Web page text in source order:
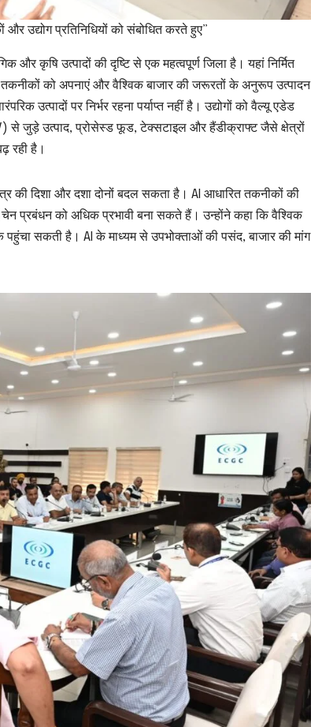
और उद्योग प्रतिनिधियों को संबोधित करते हुए”
और कृषि उत्पादों की दृष्टि से एक महत्वपूर्ण जिला है। यहां निर्मित
तकनीकों को अपनाएं और वैश्विक बाजार की जरूरतों के अनुरूप उत्पादन
उत्पादों पर निर्भर रहना पर्याप्त नहीं है। उद्योगों को वैल्यू एडेड
से जुड़े उत्पाद, प्रोसेस्ड फूड, टेक्सटाइल और हैंडीक्राफ्ट जैसे क्षेत्रों
रही है।
की दिशा और दशा दोनों बदल सकता है। AI आधारित तकनीकों की
चेन प्रबंधन को अधिक प्रभावी बना सकते हैं। उन्होंने कहा कि वैश्विक
पहुंचा सकती है। AI के माध्यम से उपभोक्ताओं की पसंद, बाजार की मांग